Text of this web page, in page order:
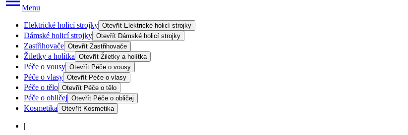
Menu
Elektrické holicí strojky Otevřít Elektrické holicí strojky
Dámské holicí strojky Otevřít Dámské holicí strojky
Zastřihovače Otevřít Zastřihovače
Žiletky a holítka Otevřít Žiletky a holítka
Péče o vousy Otevřít Péče o vousy
Péče o vlasy Otevřít Péče o vlasy
Péče o tělo Otevřít Péče o tělo
Péče o obličej Otevřít Péče o obličej
Kosmetika Otevřít Kosmetika
|